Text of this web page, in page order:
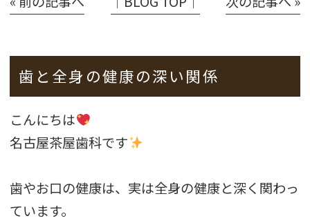
歯と全身の健康の深い関係
こんにちは
名古屋茶屋歯科です
歯やお口の健康は、実は全身の健康と深く関わっ
ています。